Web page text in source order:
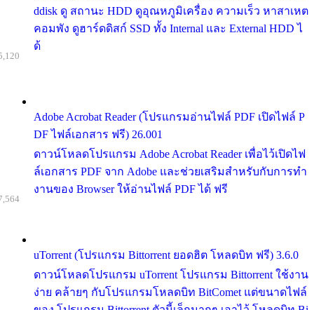
ddisk ดู สถานะ HDD ดูอุณหภูมิเครื่อง ความเร็ว หาสาเหต
คอมพัง ดูฮาร์ดดิสก์ SSD ทั้ง Internal และ External HDD ไ
ด้
Adobe Acrobat Reader (โปรแกรมอ่านไฟล์ PDF เปิดไฟล์ P
DF ไฟล์เอกสาร ฟรี) 26.001
ดาวน์โหลดโปรแกรม Adobe Acrobat Reader เพื่อไว้เปิดไฟ
ล์เอกสาร PDF จาก Adobe และช่วยเสริมสำหรับกับการทำ
งานของ Browser ให้อ่านไฟล์ PDF ได้ ฟรี
uTorrent (โปรแกรม Bittorrent ยอดฮิต โหลดบิท ฟรี) 3.6.0
ดาวน์โหลดโปรแกรม uTorrent โปรแกรม Bittorrent ใช้งาน
ง่าย คล้ายๆ กับโปรแกรมโหลดบิท BitComet แต่ขนาดไฟล์